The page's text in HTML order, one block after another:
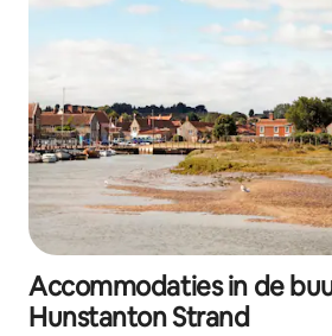
Accommodaties in de
Hunstanton Strand